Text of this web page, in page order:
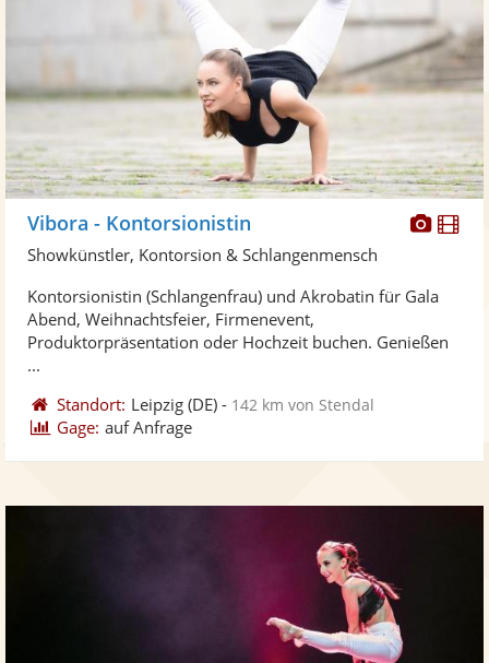
Fotos
Vibora - Kontorsionistin
Showkünstler, Kontorsion & Schlangenmensch
Kontorsionistin (Schlangenfrau) und Akrobatin für Gala
Abend, Weihnachtsfeier, Firmenevent,
Produktorpräsentation oder Hochzeit buchen. Genießen
...
Standort: Leipzig (DE) - 142 km von Stendal
Gage: auf Anfrage